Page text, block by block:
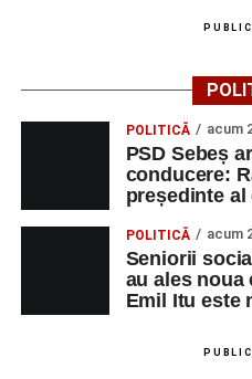
iluminatului public pe
apelului la economii al
Duminică, 23 august
cea de-a III-a ediție a
de Sebeș”
Primul concert din
2026 a adus emoție
POLITICĂ acum
PSD Sebeș
conducere:
președinte
POLITICĂ acum
Seniorii
au ales noua
Emil Itu este